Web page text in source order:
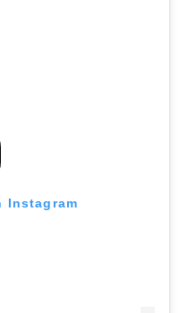
Instagram